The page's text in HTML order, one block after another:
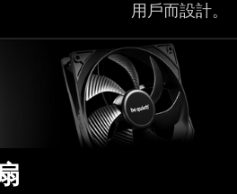
用戶而設計。